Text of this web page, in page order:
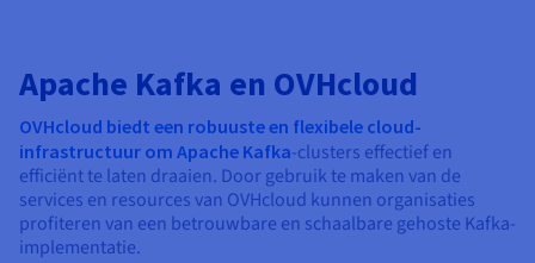
Apache Kafka en OVHcloud
OVHcloud biedt een robuuste en flexibele cloud-
infrastructuur om Apache Kafka-clusters effectief en
efficiënt te laten draaien. Door gebruik te maken van de
services en resources van OVHcloud kunnen organisaties
profiteren van een betrouwbare en schaalbare gehoste Kafka-
implementatie.